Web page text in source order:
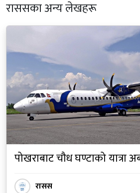
राससका अन्य लेखहरू
पोखराबाट चौध घण्टाको यात्रा
रासस